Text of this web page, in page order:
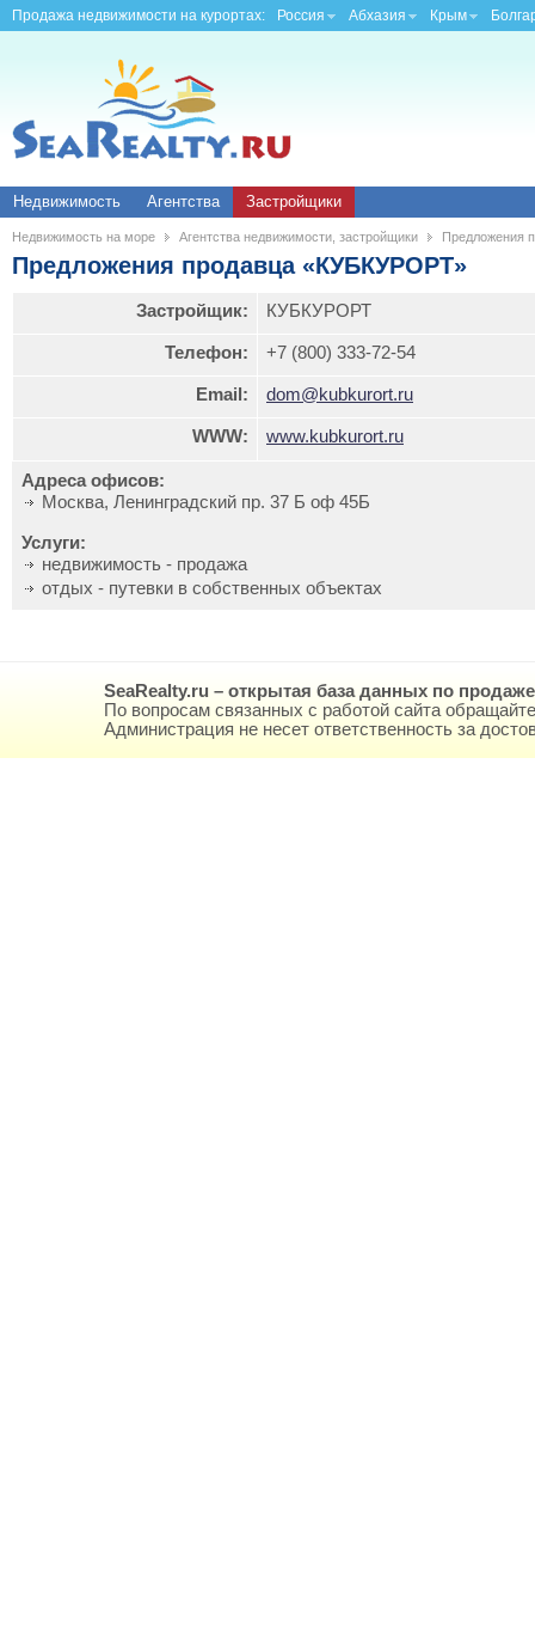
Продажа недвижимости на курортах: Россия Абхазия Крым
Недвижимость Агентства Застройщики
Недвижимость на море Агентства недвижимости, застройщики Предложения
Предложения продавца «КУБКУРОРТ»
Застройщик: КУБКУРОРТ
Телефон: +7 (800) 333-72-54
Email: dom@kubkurort.ru
WWW: www.kubkurort.ru
Адреса офисов:
Москва, Ленинградский пр. 37 Б оф 45Б
Услуги:
недвижимость - продажа
отдых - путевки в собственных объектах
SeaRealty.ru – открытая база данных по
По вопросам связанных с работой сайта
Администрация не несет ответственность за